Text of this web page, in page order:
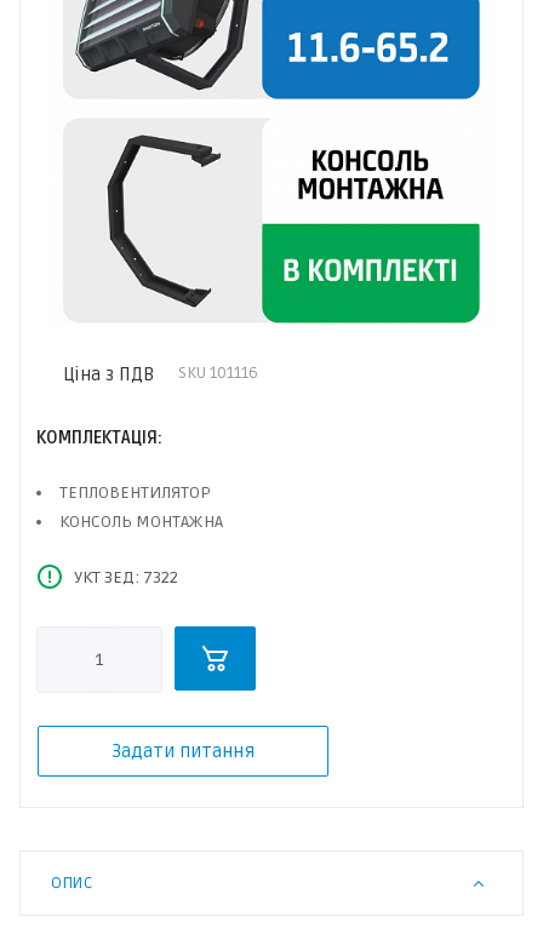
Ціна з ПДВ SKU 101116
КОМПЛЕКТАЦІЯ:
ТЕПЛОВЕНТИЛЯТОР
КОНСОЛЬ МОНТАЖНА
УКТ ЗЕД: 7322
Задати питання
ОПИС